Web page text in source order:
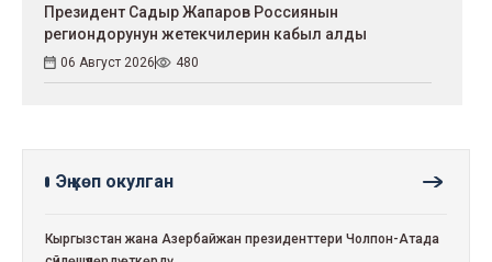
Президент Садыр Жапаров Россиянын
региондорунун жетекчилерин кабыл алды
06 Август 2026 480
Эң көп окулган
Кыргызстан жана Азербайжан президенттери Чолпон-Атада